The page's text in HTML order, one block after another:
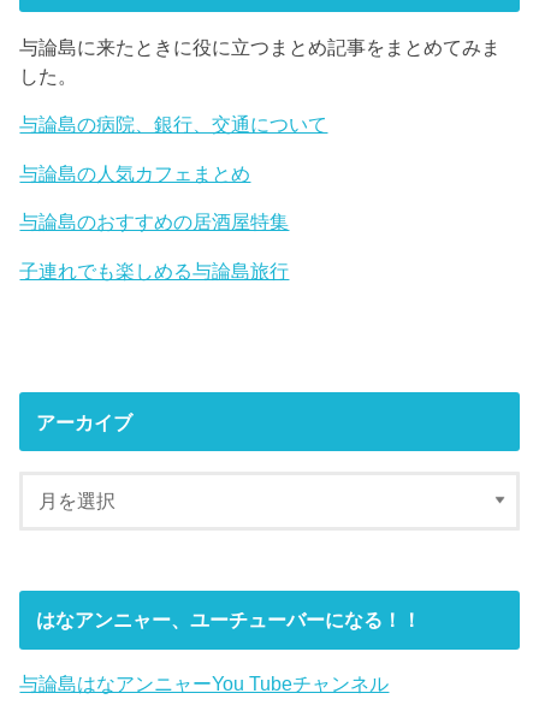
与論島に来たときに役に立つまとめ記事をまとめてみま
した。
与論島の病院、銀行、交通について
与論島の人気カフェまとめ
与論島のおすすめの居酒屋特集
子連れでも楽しめる与論島旅行
アーカイブ
はなアンニャー、ユーチューバーになる！！
与論島はなアンニャーYou Tubeチャンネル